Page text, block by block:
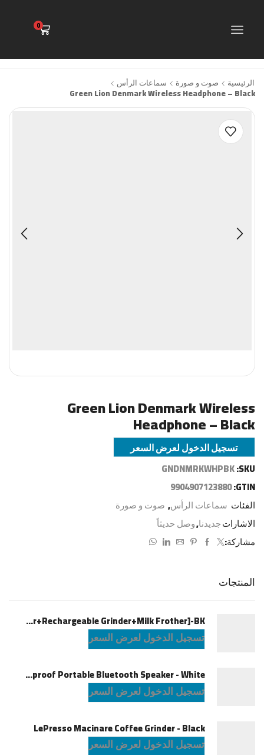
0
الرئيسية صوت و صورة سماعات الرأس
Green Lion Denmark Wireless Headphone – Black
Green Lion Denmark Wireless
Headphone – Black
تسجيل الدخول لعرض السعر
SKU:
GNDNMRKWHPBK
GTIN:
9904907123880
الفئات سماعات الرأس, صوت و صورة
الاشاراتجديدنا,وصل حديثاً
مشاركة:
المنتجات
LePresso Brewology Coffee Kit [Espresso Maker+Rechargeable Grinder+Milk Frother]-BK
تسجيل الدخول لعرض السعر
JBL Charge6 Splashproof Portable Bluetooth Speaker - White
تسجيل الدخول لعرض السعر
LePresso Macinare Coffee Grinder - Black
تسجيل الدخول لعرض السعر